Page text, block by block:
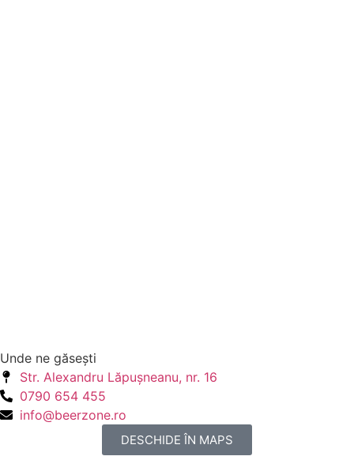
Unde ne găseşti
Str. Alexandru Lăpuşneanu, nr. 16
0790 654 455
info@beerzone.ro
DESCHIDE ÎN MAPS